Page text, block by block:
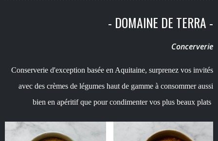
- DOMAINE DE TERRA -
Concerverie
Conserverie d'exception basée en Aquitaine, surprenez vos invités
avec des crèmes de légumes haut de gamme à consommer aussi
bien en apéritif que pour condimenter vos plus beaux plats